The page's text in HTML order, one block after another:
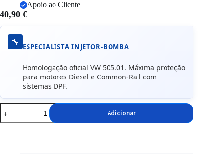
Apoio ao Cliente
40,90 €
🔧 ESPECIALISTA INJETOR-BOMBA
Homologação oficial VW 505.01. Máxima proteção
para motores Diesel e Common-Rail com
sistemas DPF.
Quantidade
de
Óleo
Adicionar